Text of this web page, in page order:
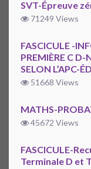
SVT-Épreuve
71249 Views
FASCICULE -
PREMIÈRE C
SELON L’APC-
51668 Views
MATHS-
45672 Views
FASCICULE-
Terminale D et